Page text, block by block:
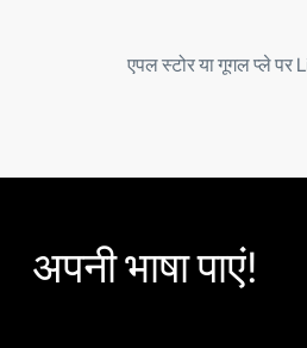
एपल स्टोर या गूगल प्ले पर
अपनी भाषा पाएं!